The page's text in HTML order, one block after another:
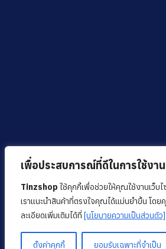
เพื่อประสบการณ์ที่ดีในการใช้งา
Tinzshop ใช้คุกกี้เพื่อช่วยให้คุณใช้งานเว็บ
เราแนะนำสินค้าที่ตรงใจคุณได้แม่นยำขึ้น โด
ละเอียดเพิ่มเติมได้ที่ [นโยบายความเป็นส่วนตัว]
ตั้งค่าคุกกี้ ยอมรับเฉพาะที่จำเป็น